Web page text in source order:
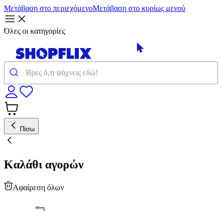
Μετάβαση στο περιεχόμενοΜετάβαση στο κυρίως μενού
Όλες οι κατηγορίες
Πίσω
Καλάθι αγορών
Αφαίρεση όλων